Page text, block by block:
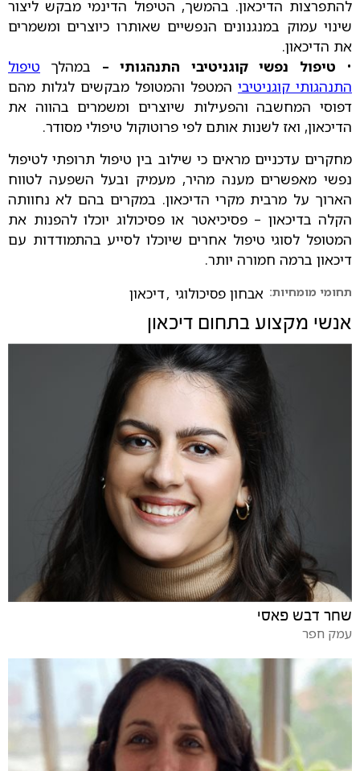
להתפרצות הדיכאון. בהמשך, הטיפול הדינמי מבקש ליצור
שינוי עמוק במנגנונים הנפשיים שאותרו כיוצרים ומשמרים
את הדיכאון.
• טיפול נפשי קוגניטיבי התנהגותי – במהלך טיפול
התנהגותי קוגניטיבי המטפל והמטופל מבקשים לגלות מהם
דפוסי המחשבה והפעילות שיוצרים ומשמרים בהווה את
הדיכאון, ואז לשנות אותם לפי פרוטוקול טיפולי מסודר.
מחקרים עדכניים מראים כי שילוב בין טיפול תרופתי לטיפול
נפשי מאפשרים מענה מהיר, מעמיק ובעל השפעה לטווח
הארוך על מרבית מקרי הדיכאון. במקרים בהם לא נחוותה
הקלה בדיכאון – פסיכיאטר או פסיכולוג יוכלו להפנות את
המטופל לסוגי טיפול אחרים שיוכלו לסייע בהתמודדות עם
דיכאון ברמה חמורה יותר.
תחומי מומחיות: אבחון פסיכולוגי ,דיכאון
אנשי מקצוע בתחום דיכאון
שחר דבש פאסי
עמק חפר